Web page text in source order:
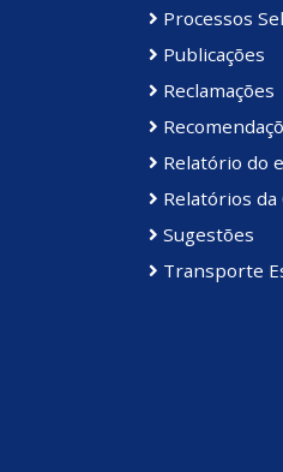
Processos
Publicações
Reclamações
Relatório do
Relatórios da
Sugestões
Transporte